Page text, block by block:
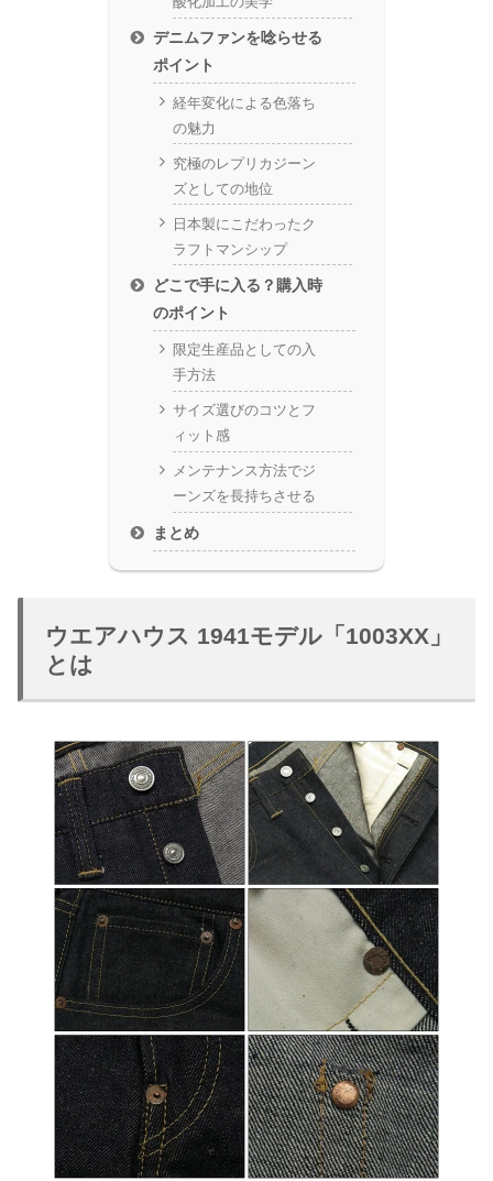
デニムファンを唸らせる
ポイント
経年変化による色落ち
の魅力
究極のレプリカジーン
ズとしての地位
日本製にこだわったク
ラフトマンシップ
どこで手に入る？購入時
のポイント
限定生産品としての入
手方法
サイズ選びのコツとフ
ィット感
メンテナンス方法でジ
ーンズを長持ちさせる
まとめ
ウエアハウス 1941モデル「1003XX」
とは